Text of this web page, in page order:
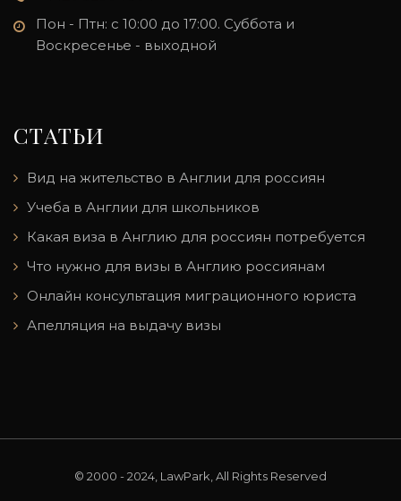
Пон - Птн: с 10:00 до 17:00. Суббота и
Воскресенье - выходной
СТАТЬИ
Вид на жительство в Англии для россиян
Учеба в Англии для школьников
Какая виза в Англию для россиян потребуется
Что нужно для визы в Англию россиянам
Онлайн консультация миграционного юриста
Апелляция на выдачу визы
© 2000 - 2024, LawPark, All Rights Reserved